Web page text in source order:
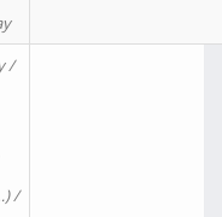
/
/